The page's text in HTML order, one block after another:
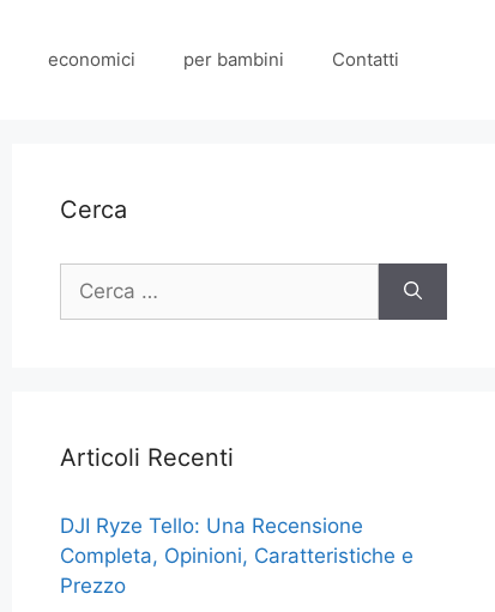
economici per bambini Contatti
Cerca
Ricerca
Articoli Recenti
DJI Ryze Tello: Una Recensione
Completa, Opinioni, Caratteristiche e
Prezzo